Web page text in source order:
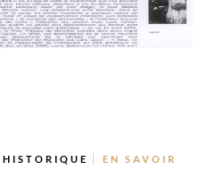
HISTORIQUE
EN SAVOIR